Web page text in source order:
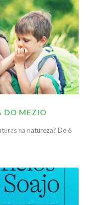
DO MEZIO
na natureza? De 6